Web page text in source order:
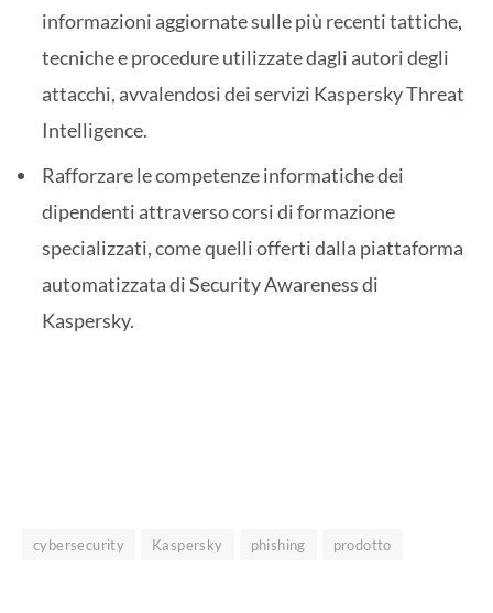
informazioni aggiornate sulle più recenti tattiche,
tecniche e procedure utilizzate dagli autori degli
attacchi, avvalendosi dei servizi Kaspersky Threat
Intelligence.
Rafforzare le competenze informatiche dei
dipendenti attraverso corsi di formazione
specializzati, come quelli offerti dalla piattaforma
automatizzata di Security Awareness di
Kaspersky.
cybersecurity Kaspersky phishing prodotto